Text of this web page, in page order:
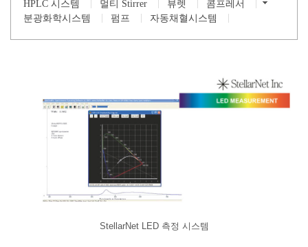
HPLC 시스템
멀티 Stirrer 뷰렛
콤프레서
분광화학시스템
펌프 자동채혈시스템
StellarNet LED 측정 시스템